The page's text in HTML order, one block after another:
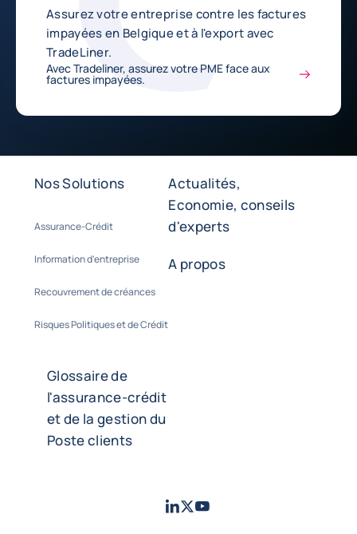
Assurez votre entreprise contre les factures
impayées en Belgique et à l'export avec
TradeLiner.
Avec Tradeliner, assurez votre PME face aux
factures impayées.
Nos Solutions
Assurance-Crédit
Information d'entreprise
Recouvrement de créances
Risques Politiques et de Crédit
Actualités,
Economie, conseils
d'experts
A propos
Glossaire de
l'assurance-crédit
et de la gestion du
Poste clients
LinkedIn
TwitterYoutube